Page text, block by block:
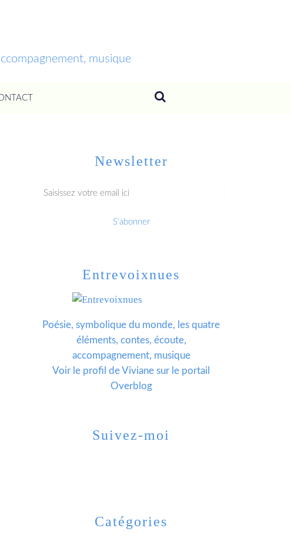
musique
Newsletter
Catégories
Entrevoixnues
Poésie, symbolique du monde, les quatre
éléments, contes, écoute,
accompagnement, musique
Voir le profil deViviane sur le portail
Overblog
Suivez-moi